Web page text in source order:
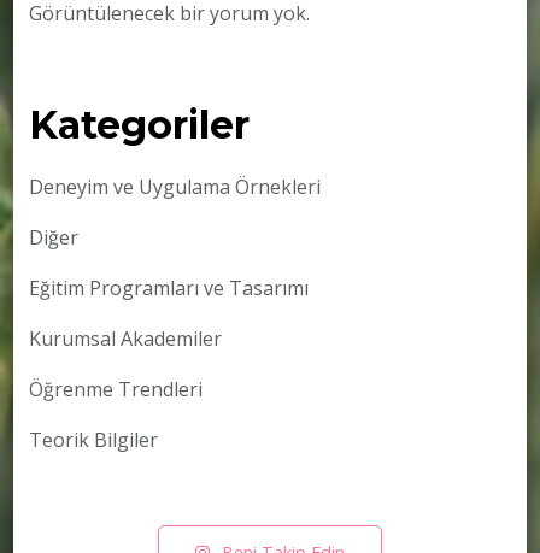
Görüntülenecek bir yorum yok.
Kategoriler
Deneyim ve Uygulama Örnekleri
Diğer
Eğitim Programları ve Tasarımı
Kurumsal Akademiler
Öğrenme Trendleri
Teorik Bilgiler